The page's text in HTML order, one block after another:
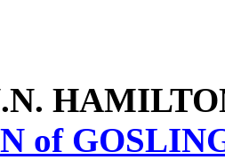
of